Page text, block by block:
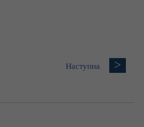
Наступна >